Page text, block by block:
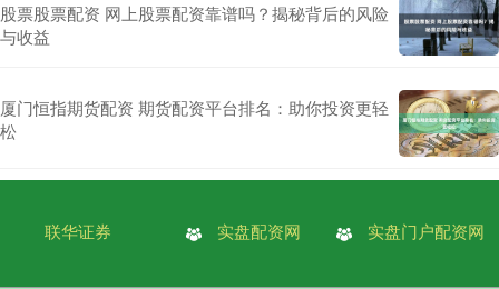
股票股票配资 网上股票配资靠谱吗？揭秘背后的风险
与收益
厦门恒指期货配资 期货配资平台排名：助你投资更轻
松
联华证券 实盘配资网 实盘门户配资网